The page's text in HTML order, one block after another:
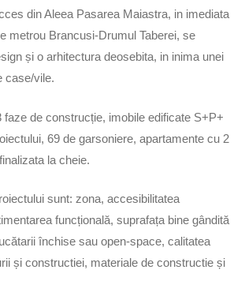
din Aleea Pasarea Maiastra, in imediata
metrou Brancusi-Drumul Taberei, se
și o arhitectura deosebita, in inima unei
case/vile.
faze de construcție, imobile edificate S+P+
69 de garsoniere, apartamente cu 2
la cheie.
sunt: zona, accesibilitatea
funcțională, suprafața bine gândită
închise sau open-space, calitatea
și constructiei, materiale de constructie și